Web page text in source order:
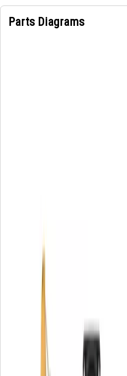
Parts Diagrams